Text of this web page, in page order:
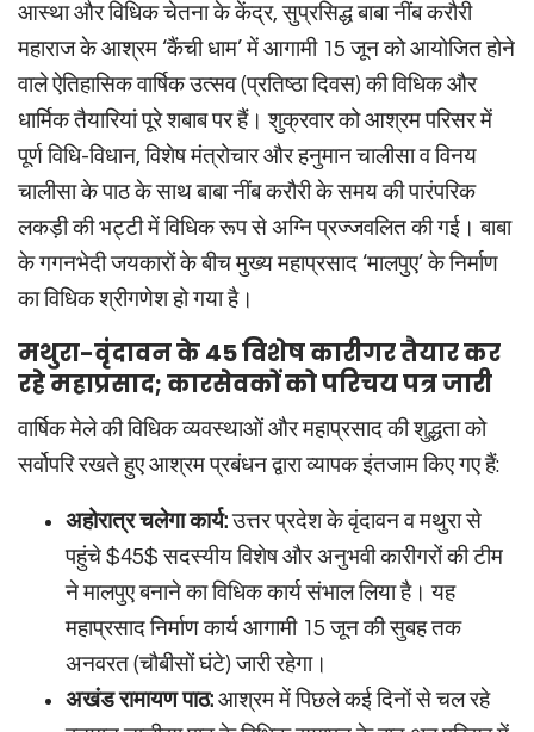
आस्था और विधिक चेतना के केंद्र, सुप्रसिद्ध बाबा नींब करौरी
महाराज के आश्रम ‘कैंची धाम’ में आगामी 15 जून को आयोजित होने
वाले ऐतिहासिक वार्षिक उत्सव (प्रतिष्ठा दिवस) की विधिक और
धार्मिक तैयारियां पूरे शबाब पर हैं। शुक्रवार को आश्रम परिसर में
पूर्ण विधि-विधान, विशेष मंत्रोचार और हनुमान चालीसा व विनय
चालीसा के पाठ के साथ बाबा नींब करौरी के समय की पारंपरिक
लकड़ी की भट्टी में विधिक रूप से अग्नि प्रज्जवलित की गई। बाबा
के गगनभेदी जयकारों के बीच मुख्य महाप्रसाद ‘मालपुए’ के निर्माण
का विधिक श्रीगणेश हो गया है।
मथुरा-वृंदावन के 45 विशेष कारीगर तैयार कर
रहे महाप्रसाद; कारसेवकों को परिचय पत्र जारी
वार्षिक मेले की विधिक व्यवस्थाओं और महाप्रसाद की शुद्धता को
सर्वोपरि रखते हुए आश्रम प्रबंधन द्वारा व्यापक इंतजाम किए गए हैं:
अहोरात्र चलेगा कार्य:उत्तर प्रदेश के वृंदावन व मथुरा से
पहुंचे $45$ सदस्यीय विशेष और अनुभवी कारीगरों की टीम
ने मालपुए बनाने का विधिक कार्य संभाल लिया है। यह
महाप्रसाद निर्माण कार्य आगामी 15 जून की सुबह तक
अनवरत (चौबीसों घंटे) जारी रहेगा।
अखंड रामायण पाठ: आश्रम में पिछले कई दिनों से चल रहे